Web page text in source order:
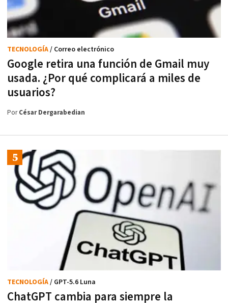
Google retira una función de Gmail muy
usada. ¿Por qué complicará a miles de
usuarios?
TECNOLOGÍA/ Correo electrónico
PorCésar Dergarabedian
ChatGPT cambia para siempre la
TECNOLOGÍA/ GPT-5.6 Luna